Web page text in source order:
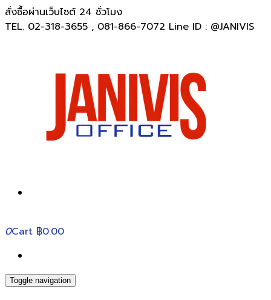
สั่งซื้อผ่านเว็บไซต์ 24 ชั่วโมง
TEL. 02-318-3655 , 081-866-7072 Line ID : @JANIVIS
0Cart ฿0.00
Toggle navigation